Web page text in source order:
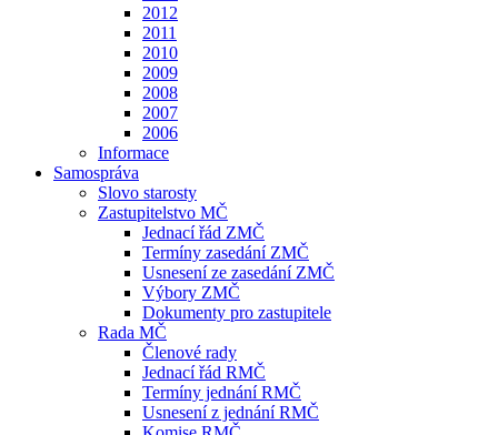
2012
2011
2010
2009
2008
2007
2006
Informace
Samospráva
Slovo starosty
Zastupitelstvo MČ
Jednací řád ZMČ
Termíny zasedání ZMČ
Usnesení ze zasedání ZMČ
Výbory ZMČ
Dokumenty pro zastupitele
Rada MČ
Členové rady
Jednací řád RMČ
Termíny jednání RMČ
Usnesení z jednání RMČ